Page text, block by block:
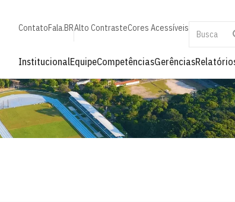
ContatoFala.BRAlto ContrasteCores Acessíveis
InstitucionalEquipeCompetênciasGerências